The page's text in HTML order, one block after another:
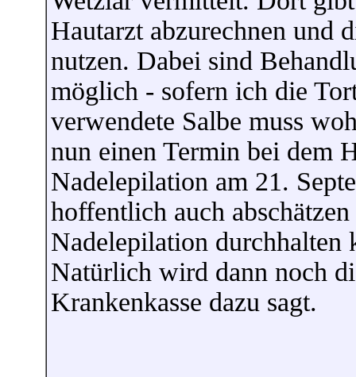
Hautarzt abzurechnen und
nutzen. Dabei sind
möglich - sofern ich die
verwendete Salbe muss
nun einen Termin bei dem
Nadelepilation am 21.
hoffentlich auch
Nadelepilation durchhalten
Natürlich wird dann noch
Krankenkasse dazu sagt.